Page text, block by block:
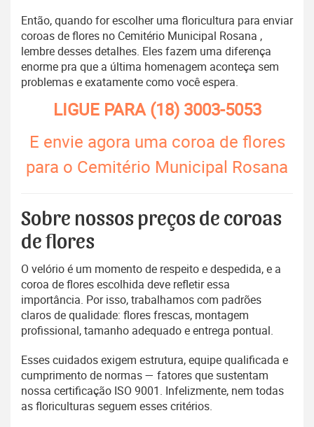
Então, quando for escolher uma floricultura para enviar
coroas de flores no Cemitério Municipal Rosana ,
lembre desses detalhes. Eles fazem uma diferença
enorme pra que a última homenagem aconteça sem
problemas e exatamente como você espera.
LIGUE PARA(18) 3003-5053
E envie agora uma coroa de flores
para o Cemitério Municipal Rosana
Sobre nossos preços de coroas
de flores
O velório é um momento de respeito e despedida, e a
coroa de flores escolhida deve refletir essa
importância. Por isso, trabalhamos com padrões
claros de qualidade: flores frescas, montagem
profissional, tamanho adequado e entrega pontual.
Esses cuidados exigem estrutura, equipe qualificada e
cumprimento de normas — fatores que sustentam
nossa certificação ISO 9001. Infelizmente, nem todas
as floriculturas seguem esses critérios.